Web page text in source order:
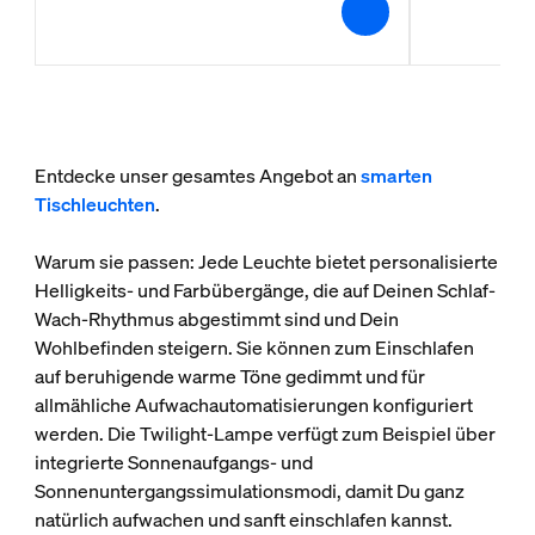
Entdecke unser gesamtes Angebot ansmarten
Tischleuchten.
Warum sie passen: Jede Leuchte bietet personalisierte
Helligkeits- und Farbübergänge, die auf Deinen Schlaf-
Wach-Rhythmus abgestimmt sind und Dein
Wohlbefinden steigern. Sie können zum Einschlafen
auf beruhigende warme Töne gedimmt und für
allmähliche Aufwachautomatisierungen konfiguriert
werden. Die Twilight-Lampe verfügt zum Beispiel über
integrierte Sonnenaufgangs- und
Sonnenuntergangssimulationsmodi, damit Du ganz
natürlich aufwachen und sanft einschlafen kannst.